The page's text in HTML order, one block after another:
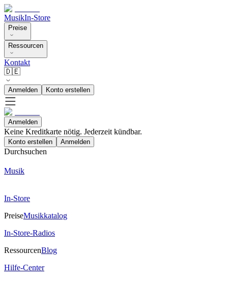
MusikIn-Store
Preise
Ressourcen
Kontakt
🇩🇪
Anmelden Konto erstellen
Anmelden
Keine Kreditkarte nötig. Jederzeit kündbar.
Konto erstellen Anmelden
Durchsuchen
Musik
In-Store
PreiseMusikkatalog
In-Store-Radios
RessourcenBlog
Hilfe-Center